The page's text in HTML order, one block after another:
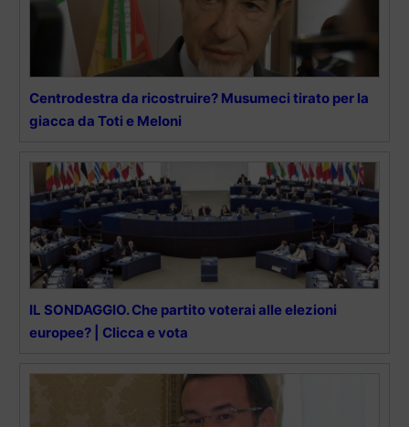
Centrodestra da ricostruire? Musumeci tirato per la
giacca da Toti e Meloni
IL SONDAGGIO. Che partito voterai alle elezioni
europee? | Clicca e vota